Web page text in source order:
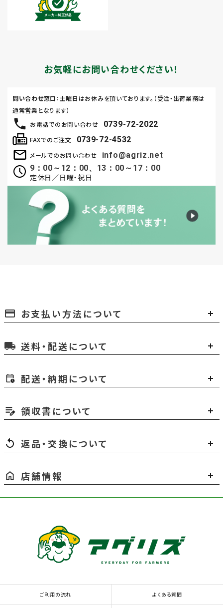
お気軽にお問い合わせください！
お電話でのお問い合わせ 0739-72-2022
メールでのお問い合わせ
info@agriz.net
9：00～12：00、13：00～17：00
定休日／日曜・祝日
FAXでのご注文 0739-72-4532
問い合わせ窓口 ：土曜日はお休みを頂いております。（受注・出荷業務は
通常営業となります）
payment お支払い方法について
local_shipping 送料・配送について
配送・納期について
領収書について
返品・交換について
店舗情報
ご利用の流れ よくある質問